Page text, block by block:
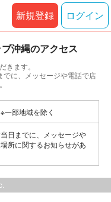
新規登録 ログイン
沖縄のアクセス
きます。
に、メッセージや電話で店
一部地域を除く
日までに、メッセージや
所に関するお知らせがあ